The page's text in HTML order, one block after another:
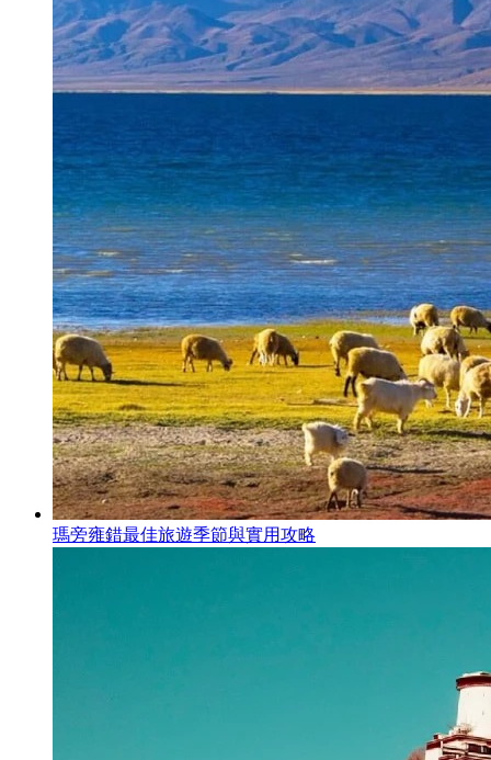
瑪旁雍錯最佳旅遊季節與實用攻略